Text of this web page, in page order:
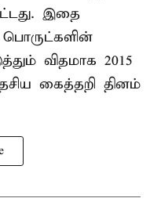
இதை
பொருட்களின்
விதமாக 2015
கைத்தறி தினம்